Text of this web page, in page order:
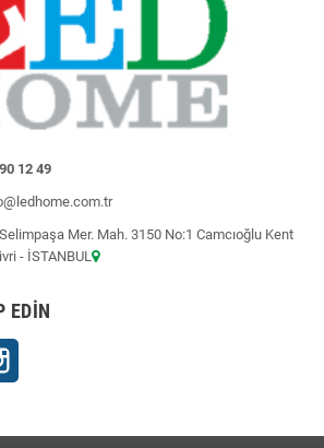
12 49
Mer. Mah. 3150 No:1 Camcıoğlu Kent
- İSTANBUL
EDIN